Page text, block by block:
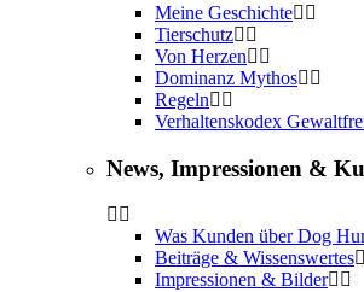
Meine Geschichte
Tierschutz
Von Herzen
Dominanz Mythos
Regeln
Verhaltenskodex
News, Impressionen &
Was Kunden über Dog
Beiträge & Wissenswertes
Impressionen & Bilder